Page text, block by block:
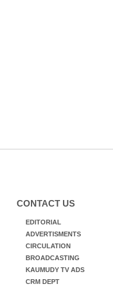
CONTACT US
EDITORIAL
ADVERTISMENTS
CIRCULATION
BROADCASTING
KAUMUDY TV ADS
CRM DEPT